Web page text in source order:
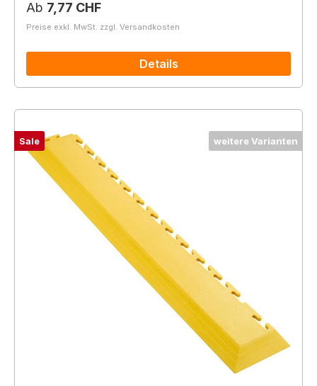
Regulärer Preis:
Ab 7,77 CHF
Preise exkl. MwSt. zzgl. Versandkosten
Details
weitere Varianten
Sale